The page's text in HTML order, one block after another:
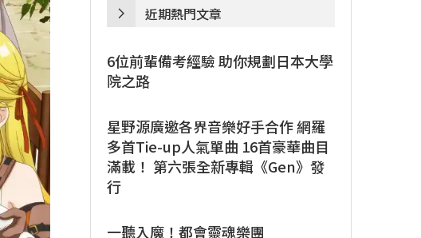
近期熱門文章
6位前輩備考經驗 助你規劃日本大學
院之路
星野源廣邀各界音樂好手合作 網羅
多首Tie-up人氣單曲 16首豪華曲目
滿載！ 第六張全新專輯《Gen》發
行
一聽入魔！都會靈魂樂團